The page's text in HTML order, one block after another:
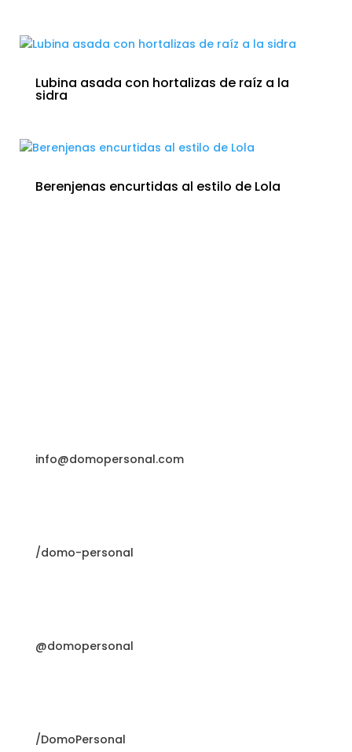
Lubina asada con hortalizas de raíz a la
sidra
Berenjenas encurtidas al estilo de Lola
info@domopersonal.com
/domo-personal
@domopersonal
/DomoPersonal